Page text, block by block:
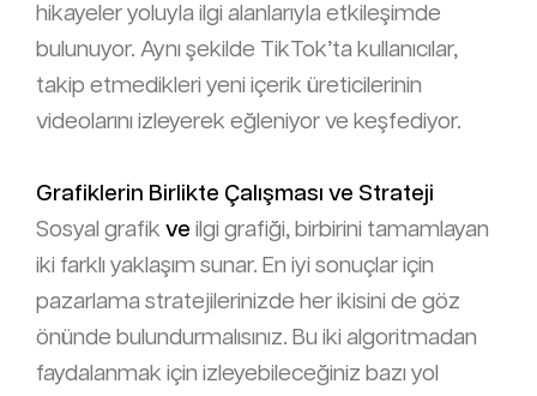
hikayeler yoluyla ilgi alanlarıyla etkileşimde
bulunuyor. Aynı şekilde TikTok’ta kullanıcılar,
takip etmedikleri yeni içerik üreticilerinin
videolarını izleyerek eğleniyor ve keşfediyor.
Grafiklerin Birlikte Çalışması ve Strateji
Sosyal grafik ve ilgi grafiği, birbirini tamamlayan
iki farklı yaklaşım sunar. En iyi sonuçlar için
pazarlama stratejilerinizde her ikisini de göz
önünde bulundurmalısınız. Bu iki algoritmadan
faydalanmak için izleyebileceğiniz bazı yol